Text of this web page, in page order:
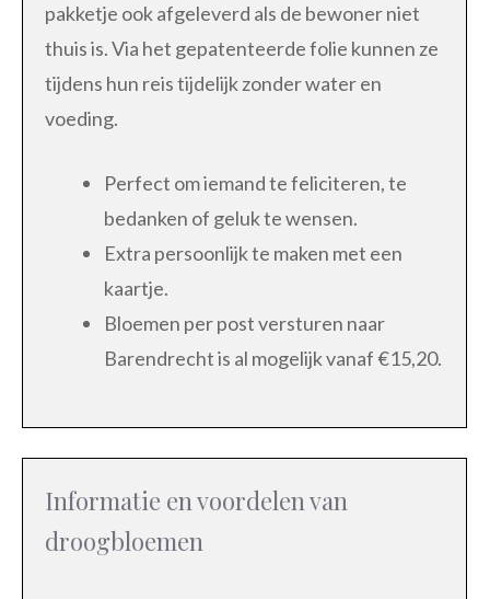
pakketje ook afgeleverd als de bewoner niet
thuis is. Via het gepatenteerde folie kunnen ze
tijdens hun reis tijdelijk zonder water en
voeding.
Perfect om iemand te feliciteren, te
bedanken of geluk te wensen.
Extra persoonlijk te maken met een
kaartje.
Bloemen per post versturen naar
Barendrecht is al mogelijk vanaf €15,20.
Informatie en voordelen van
droogbloemen